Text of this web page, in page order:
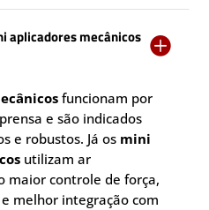
aplicadores mecânicos 
funcionam por
e são indicados
e robustos. Já os mini
utilizam ar
maior controle de força,
melhor integração com